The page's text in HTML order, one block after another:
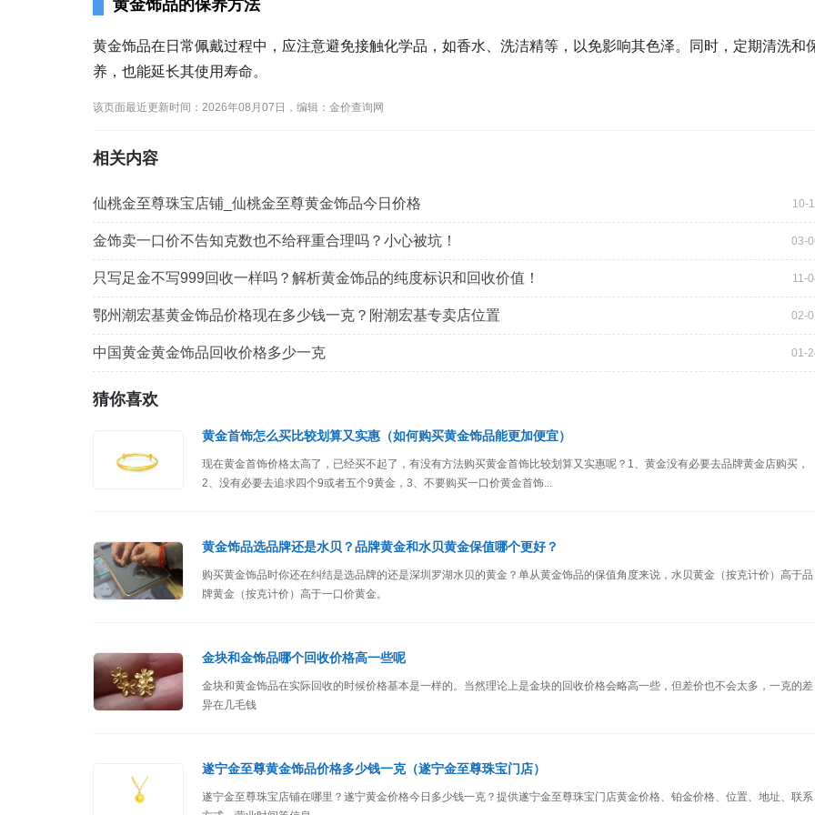
黄金饰品的保养方法
黄金饰品在日常佩戴过程中，应注意避免接触化学品，如香水、洗洁精等，以免影响其色泽。同时，定期清洗和
养，也能延长其使用寿命。
该页面最近更新时间：2026年08月07日，编辑：金价查询网
相关内容
仙桃金至尊珠宝店铺_仙桃金至尊黄金饰品今日价格 10-
金饰卖一口价不告知克数也不给秤重合理吗？小心被坑！ 03-
只写足金不写999回收一样吗？解析黄金饰品的纯度标识和回收价值！ 11-
鄂州潮宏基黄金饰品价格现在多少钱一克？附潮宏基专卖店位置 02-
中国黄金黄金饰品回收价格多少一克 01-
猜你喜欢
黄金首饰怎么买比较划算又实惠（如何购买黄金饰品能更加便宜）
现在黄金首饰价格太高了，已经买不起了，有没有方法购买黄金首饰比较划算又实惠呢？1、黄金没有必要去品牌黄金店购买，
2、没有必要去追求四个9或者五个9黄金，3、不要购买一口价黄金首饰...
黄金饰品选品牌还是水贝？品牌黄金和水贝黄金保值哪个更好？
购买黄金饰品时你还在纠结是选品牌的还是深圳罗湖水贝的黄金？单从黄金饰品的保值角度来说，水贝黄金（按克计价）高于品
牌黄金（按克计价）高于一口价黄金。
金块和金饰品哪个回收价格高一些呢
金块和黄金饰品在实际回收的时候价格基本是一样的。当然理论上是金块的回收价格会略高一些，但差价也不会太多，一克的差
异在几毛钱
遂宁金至尊黄金饰品价格多少钱一克（遂宁金至尊珠宝门店）
遂宁金至尊珠宝店铺在哪里？遂宁黄金价格今日多少钱一克？提供遂宁金至尊珠宝门店黄金价格、铂金价格、位置、地址、联系